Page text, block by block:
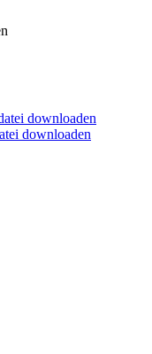
downloaden
downloaden